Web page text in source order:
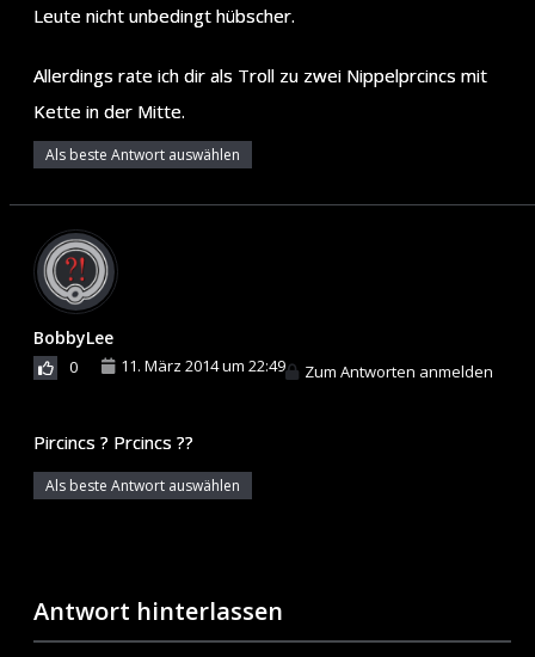
Leute nicht unbedingt hübscher.
Allerdings rate ich dir als Troll zu zwei Nippelprcincs mit
Kette in der Mitte.
Als beste Antwort auswählen
BobbyLee
0 11. März 2014 um 22:49 Zum Antworten anmelden
Pircincs ? Prcincs ??
Als beste Antwort auswählen
Antwort hinterlassen